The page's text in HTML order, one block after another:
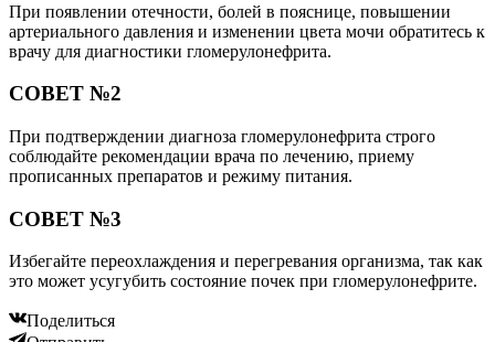
При появлении отечности, болей в пояснице, повышении
артериального давления и изменении цвета мочи обратитесь к
врачу для диагностики гломерулонефрита.
СОВЕТ №2
При подтверждении диагноза гломерулонефрита строго
соблюдайте рекомендации врача по лечению, приему
прописанных препаратов и режиму питания.
СОВЕТ №3
Избегайте переохлаждения и перегревания организма, так как
это может усугубить состояние почек при гломерулонефрите.
Поделиться